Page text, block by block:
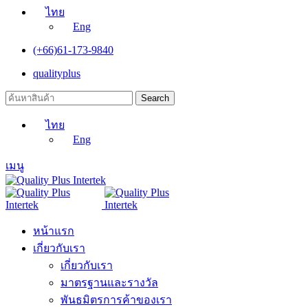
ไทย
Eng
(+66)61-173-9840
qualityplus
Search
ไทย
Eng
เมนู
หน้าแรก
เกี่ยวกับเรา
เกี่ยวกับเรา
มาตรฐานและรางวัล
พันธมิตรการค้าของเรา